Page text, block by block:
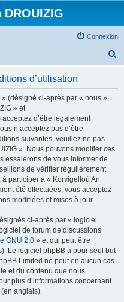
Connexion
d’utilisation
(désigné ci-après par « nous »,
» et
d’être légalement
n’acceptez pas d’être
suivantes, veuillez ne pas
». Nous pouvons modifier ces
essaierons de vous informer de
de vérifier régulièrement
participer à « Korvigelloù An
été effectuées, vous acceptez
modifiées et mises à jour.
ci-après par « logiciel
de forum de discussions
GNU 2.0 » et qui peut être
Le logiciel phpBB a pour seul but
Limited ne peut en aucun cas
et du contenu que nous
plus d’informations concernant
(en anglais).